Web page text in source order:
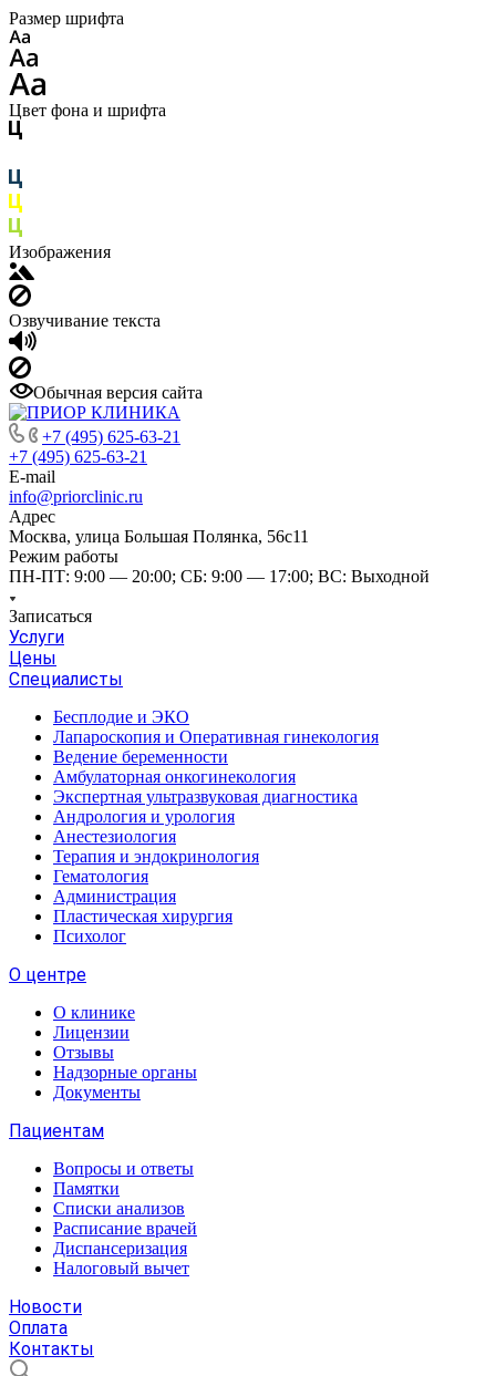
Размер шрифта
Цвет фона и шрифта
Изображения
Озвучивание текста
Обычная версия сайта
+7 (495) 625-63-21
+7 (495) 625-63-21
E-mail
info@priorclinic.ru
Адрес
Москва, улица Большая Полянка, 56с11
Режим работы
ПН-ПТ: 9:00 — 20:00; СБ: 9:00 — 17:00; ВС: Выходной
Записаться
Услуги
Цены
Специалисты
Бесплодие и ЭКО
Лапароскопия и Оперативная гинекология
Ведение беременности
Амбулаторная онкогинекология
Экспертная ультразвуковая диагностика
Андрология и урология
Анестезиология
Терапия и эндокринология
Гематология
Администрация
Пластическая хирургия
Психолог
О центре
О клинике
Лицензии
Отзывы
Надзорные органы
Документы
Пациентам
Вопросы и ответы
Памятки
Списки анализов
Расписание врачей
Диспансеризация
Налоговый вычет
Новости
Оплата
Контакты